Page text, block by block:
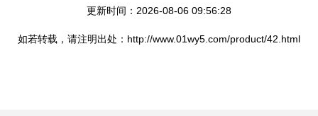
更新时间：2026-08-06 09:56:28
如若转载，请注明出处：http://www.01wy5.com/product/42.html